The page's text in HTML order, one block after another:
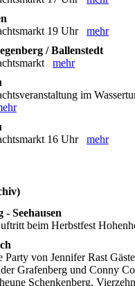
19 Uhr mehr
/ Ballenstedt
mehr
im
16 Uhr mehr
- Seehausen
beim Herbstfest
Party von Jennifer Rast
Grafenberg und Conny
Schenkenberg,